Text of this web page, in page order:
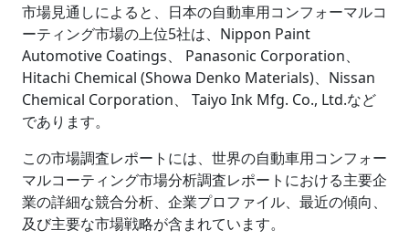
市場見通しによると、日本の自動車用コンフォーマルコ
ーティング市場の上位5社は、Nippon Paint
Automotive Coatings、 Panasonic Corporation、
Hitachi Chemical (Showa Denko Materials)、Nissan
Chemical Corporation、 Taiyo Ink Mfg. Co., Ltd.など
であります。
この市場調査レポートには、世界の自動車用コンフォー
マルコーティング市場分析調査レポートにおける主要企
業の詳細な競合分析、企業プロファイル、最近の傾向、
及び主要な市場戦略が含まれています。